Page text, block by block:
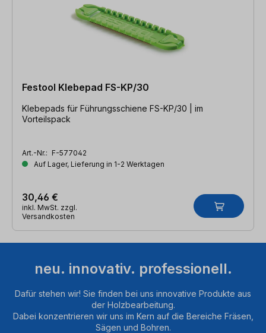
Festool Klebepad FS-KP/30
Klebepads für Führungsschiene FS-KP/30 | im
Vorteilspack
Art.-Nr.: F-577042
Auf Lager, Lieferung in 1-2 Werktagen
30,46 €
inkl. MwSt. zzgl.
Versandkosten
neu. innovativ. professionell.
Dafür stehen wir! Sie finden bei uns innovative Produkte aus
der Holzbearbeitung.
Dabei konzentrieren wir uns im Kern auf die Bereiche Fräsen,
Sägen und Bohren.